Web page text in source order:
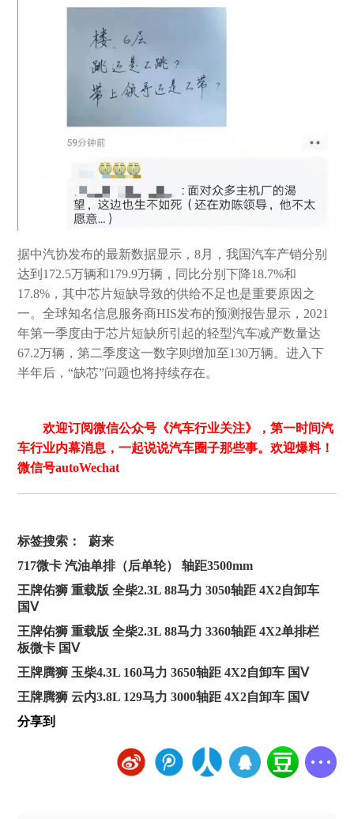
据中汽协发布的最新数据显示，8月，我国汽车产销分别
达到172.5万辆和179.9万辆，同比分别下降18.7%和
17.8%，其中芯片短缺导致的供给不足也是重要原因之
一。全球知名信息服务商HIS发布的预测报告显示，2021
年第一季度由于芯片短缺所引起的轻型汽车减产数量达
67.2万辆，第二季度这一数字则增加至130万辆。进入下
半年后，“缺芯”问题也将持续存在。
欢迎订阅微信公众号《汽车行业关注》，第一时间汽
车行业内幕消息，一起说说汽车圈子那些事。欢迎爆料！
微信号autoWechat
标签搜索：
蔚来
717微卡 汽油单排（后单轮） 轴距3500mm
王牌佑狮 重载版 全柴2.3L 88马力 3050轴距 4X2自卸车
国Ⅴ
王牌佑狮 重载版 全柴2.3L 88马力 3360轴距 4X2单排栏
板微卡 国Ⅴ
王牌腾狮 玉柴4.3L 160马力 3650轴距 4X2自卸车 国Ⅴ
王牌腾狮 云内3.8L 129马力 3000轴距 4X2自卸车 国Ⅴ
分享到